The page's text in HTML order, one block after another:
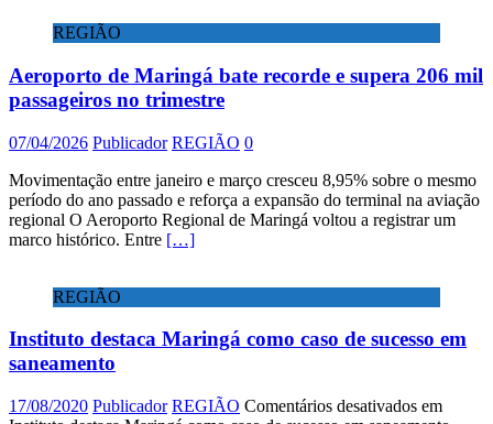
REGIÃO
Aeroporto de Maringá bate recorde e supera 206 mil
passageiros no trimestre
07/04/2026 Publicador REGIÃO 0
Movimentação entre janeiro e março cresceu 8,95% sobre o mesmo
período do ano passado e reforça a expansão do terminal na aviação
regional O Aeroporto Regional de Maringá voltou a registrar um
marco histórico. Entre […]
REGIÃO
Instituto destaca Maringá como caso de sucesso em
saneamento
17/08/2020 Publicador REGIÃO Comentários desativados em